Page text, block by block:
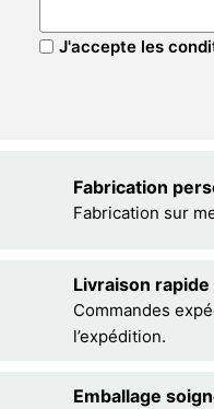
J'accepte les
Fabrication
Fabrication sur
Livraison rapide
Commandes
l’expédition.
Emballage